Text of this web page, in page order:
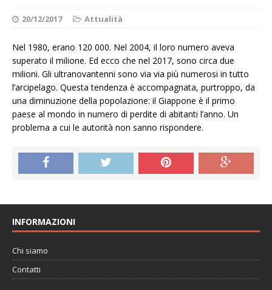
20/12/2017 Attualità
Nel 1980, erano 120 000. Nel 2004, il loro numero aveva
superato il milione. Ed ecco che nel 2017, sono circa due
milioni. Gli ultranovantenni sono via via più numerosi in tutto
l’arcipelago. Questa tendenza è accompagnata, purtroppo, da
una diminuzione della popolazione: il Giappone è il primo
paese al mondo in numero di perdite di abitanti l’anno. Un
problema a cui le autorità non sanno rispondere.
INFORMAZIONI
Chi siamo
Contatti